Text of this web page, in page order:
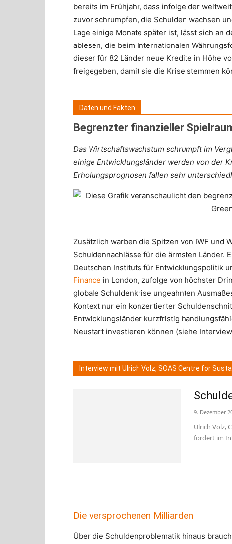
bereits im Frühjahr, dass infolge der
zuvor schrumpfen, die Schulden wachsen
Lage einige Monate später ist, lässt sich an
ablesen, die beim Internationalen
dieser für 82 Länder neue Kredite in Höhe
freigegeben, damit sie die Krise stemmen
Daten und Fakten
Begrenzter finanzieller
Das Wirtschaftswachstum schrumpft im
einige Entwicklungsländer werden von der
Erholungsprognosen fallen sehr
Zusätzlich warben die Spitzen von IWF und
Schuldennachlässe für die ärmsten Länder.
Deutschen Instituts für Entwicklungspolitik
Finance in London, zufolge von höchster
globale Schuldenkrise ungeahnten
Kontext nur ein konzertierter
Entwicklungsländer kurzfristig
Neustart investieren können (siehe
Interview mit Ulrich Volz, SOAS Centre for
9. Dezember
Ulrich Volz,
fordert im
Die versprochenen Milliarden
Über die Schuldenproblematik hinaus